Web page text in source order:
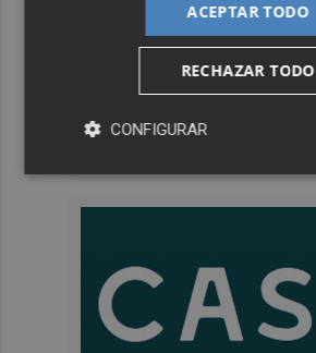
ACEPTAR TODO
RECHAZAR TODO
CONFIGURAR